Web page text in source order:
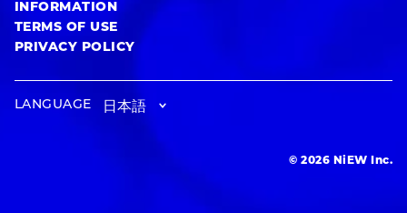
INFORMATION
TERMS OF USE
PRIVACY POLICY
LANGUAGE
© 2026 NiEW Inc.